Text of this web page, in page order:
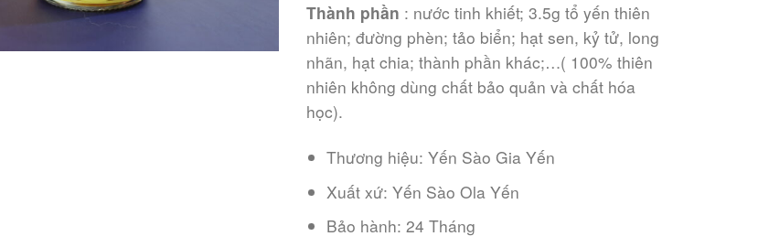
Thành phần : nước tinh khiết; 3.5g tổ yến thiên
nhiên; đường phèn; tảo biển; hạt sen, kỷ tử, long
nhãn, hạt chia; thành phần khác;…( 100% thiên
nhiên không dùng chất bảo quản và chất hóa
học).
Thương hiệu: Yến Sào Gia Yến
Xuất xứ: Yến Sào Ola Yến
Bảo hành: 24 Tháng